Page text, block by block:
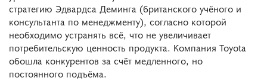
стратегию Эдвардса Деминга (британского учёного и
консультанта по менеджменту), согласно которой
необходимо устранять всё, что не увеличивает
потребительскую ценность продукта. Компания Toyota
обошла конкурентов за счёт медленного, но
постоянного подъёма.